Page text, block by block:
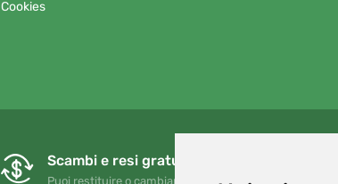
Cookies
Scambi e resi gratuiti
Puoi restituire o cambiare il tuo ordine in qualsiasi